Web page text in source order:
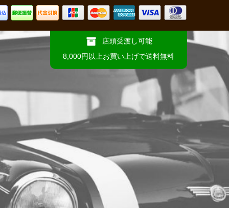
店頭受渡し可能
8,000円以上お買い上げで送料無料